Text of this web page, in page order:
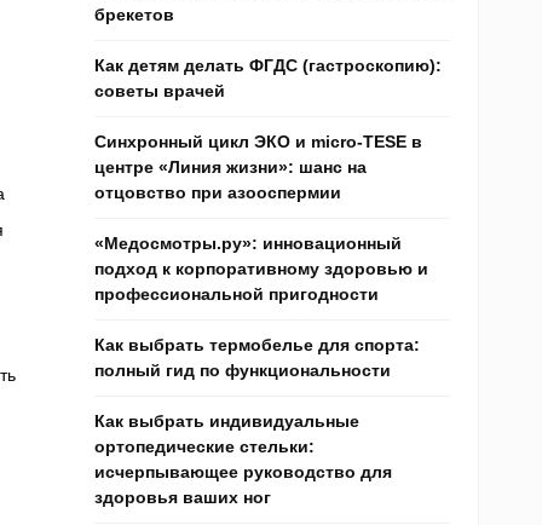
брекетов
Как детям делать ФГДС (гастроскопию):
советы врачей
Синхронный цикл ЭКО и micro-TESE в
центре «Линия жизни»: шанс на
отцовство при азооспермии
«Медосмотры.ру»: инновационный
подход к корпоративному здоровью и
профессиональной пригодности
Как выбрать термобелье для спорта:
полный гид по функциональности
Как выбрать индивидуальные
ортопедические стельки:
исчерпывающее руководство для
здоровья ваших ног